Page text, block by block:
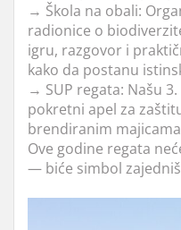
→ Škola na obali:
radionice o
igru, razgovor i
kako da postanu
→ SUP regata: Našu
pokretni apel za
brendiranim
Ove godine regata
— biće simbol